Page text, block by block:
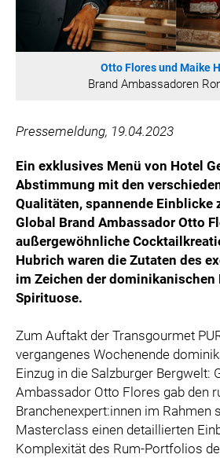
RÖMERQUELLE
ÖSTERREICHISCHE SPORTHILFE
KESCH
CULINARIUS
VIER HOCH VIER
ALFIES
HANNERSBERG
WILHELM-EXNER-MEDAILLEN STIFTUNG
ADMIRAL SPORTWETTEN
EWP RECYCLING PFAND ÖSTERREICH
IMPERIAL MARKETS
TRÄGERVEREIN EINWEGPFAND
SPECIAL OLYMPICS ÖSTERREICH
MEDIA
LOGOS
Otto Flores und Maike
Brand Ambassadoren
Pressemeldung, 19.04.2023
Ein exklusives Menü von Hotel
Abstimmung mit den
Qualitäten, spannende Einblicke
Global Brand Ambassador Otto
außergewöhnliche
Hubrich waren die Zutaten des
im Zeichen der dominikanischen
Spirituose.
Zum Auftakt der Transgourmet
vergangenes Wochenende
Einzug in die Salzburger Bergwelt:
Ambassador Otto Flores gab den
Branchenexpert:innen im Rahmen
Masterclass einen detaillierten
Komplexität des Rum-Portfolios